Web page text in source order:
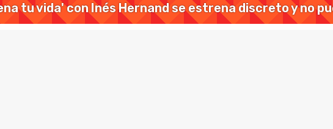
tu vida' con Inés Hernand se estrena discreto y no